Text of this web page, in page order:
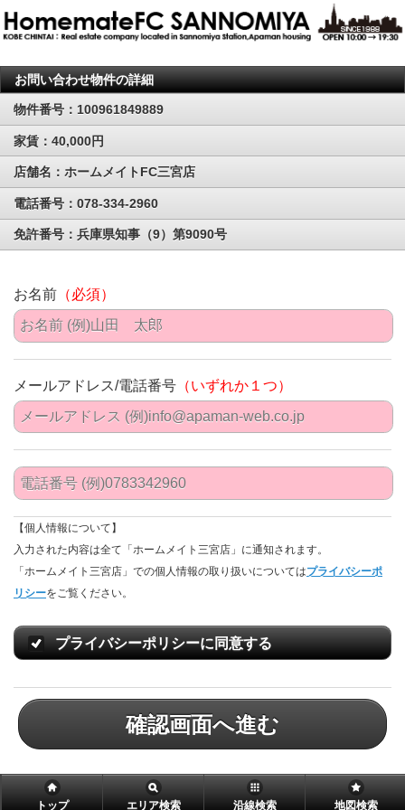
お問い合わせ物件の詳細
物件番号：100961849889
家賃：40,000円
店舗名：ホームメイトFC三宮店
電話番号：078-334-2960
免許番号：兵庫県知事（9）第9090号
お名前 （必須）
メールアドレス/電話番号 （いずれか１つ）
【個人情報について】
入力された内容は全て「ホームメイト三宮店」に通知されます。
「ホームメイト三宮店」での個人情報の取り扱いについてはプライバシーポ
リシーをご覧ください。
プライバシーポリシーに同意する
確認画面へ進む
トップ エリア検索 沿線検索 地図検索